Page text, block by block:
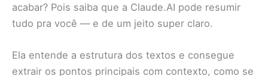
acabar? Pois saiba que a Claude.AI pode resumir
tudo pra você — e de um jeito super claro.
Ela entende a estrutura dos textos e consegue
extrair os pontos principais com contexto, como se